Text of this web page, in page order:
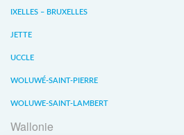
IXELLES – BRUXELLES
JETTE
UCCLE
WOLUWÉ-SAINT-PIERRE
WOLUWE-SAINT-LAMBERT
Wallonie